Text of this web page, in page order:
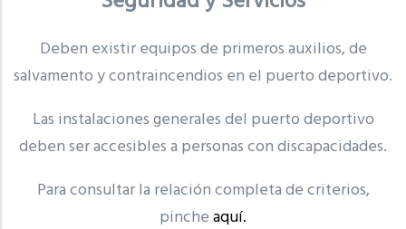
Deben existir equipos de primeros auxilios, de
salvamento y contraincendios en el puerto deportivo.
Las instalaciones generales del puerto deportivo
deben ser accesibles a personas con discapacidades.
Para consultar la relación completa de criterios,
pincheaquí.